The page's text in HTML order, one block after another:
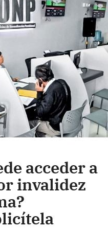
acceder a
invalidez